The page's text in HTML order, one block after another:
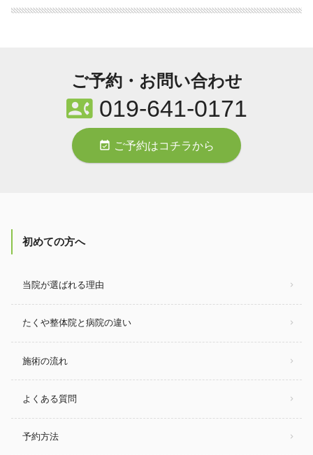
ご予約・お問い合わせ
contact_phone019-641-0171
event_available ご予約はコチラから
初めての方へ
当院が選ばれる理由
たくや整体院と病院の違い
施術の流れ
よくある質問
予約方法